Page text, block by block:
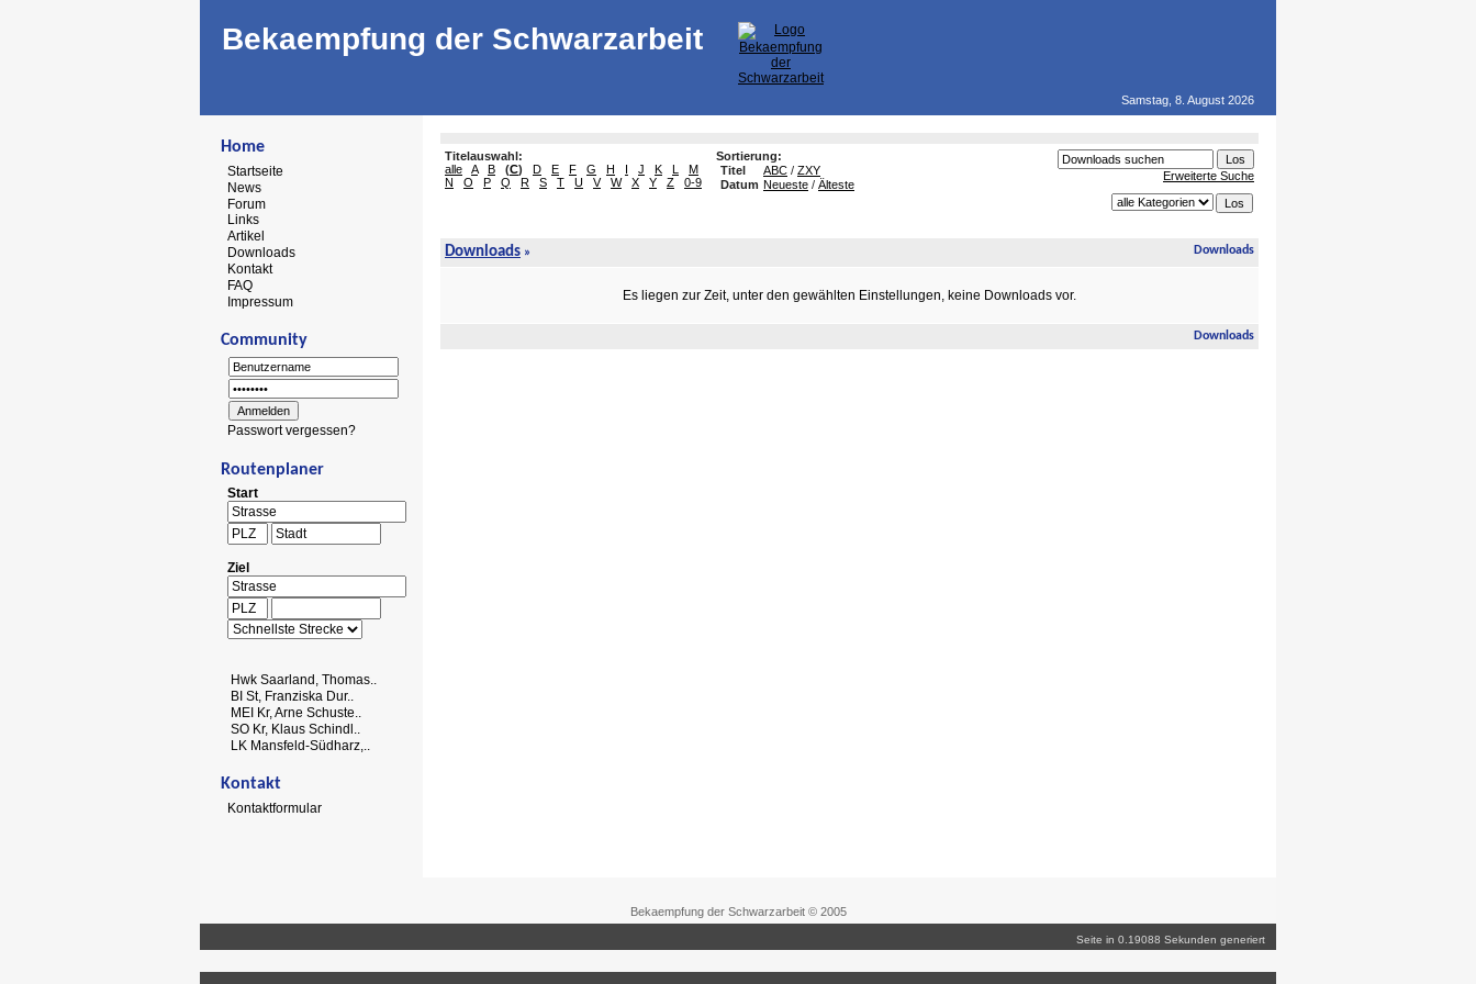
Bekaempfung der Schwarzarbeit
Samstag, 8. August 2026
Home
Startseite
News
Forum
Links
Artikel
Downloads
Kontakt
FAQ
Impressum
Community
Passwort vergessen?
Routenplaner
Start
Ziel
Hwk Saarland, Thomas..
BI St, Franziska Dur..
MEI Kr, Arne Schuste..
SO Kr, Klaus Schindl..
LK Mansfeld-Südharz,..
Kontakt
Kontaktformular
Titelauswahl:
alle
A B (C) D E F G H I J K L
M
N
O P Q R S T U V W X Y Z 0-9
Sortierung:
Titel
ABC / ZXY
Datum Neueste / Älteste
Erweiterte Suche
Downloads » Downloads
Es liegen zur Zeit, unter den gewählten Einstellungen, keine Downloads vor.
Downloads
Bekaempfung der Schwarzarbeit © 2005
Seite in 0.19088 Sekunden generiert